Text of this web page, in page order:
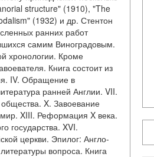
structure" (1910), "The
(1932) и др. Стентон
ранних работ
самим Виноградовым.
хронологии. Кроме
Книга состоит из
IV. Обращение в
ранней Англии. VII.
X. Завоевание
мир. XIII. Реформация X века.
государства. XVI.
церкви. Эпилог: Англо-
вопроса. Книга